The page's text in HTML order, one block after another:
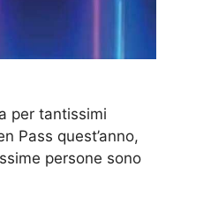
per tantissimi
Pass quest’anno,
persone sono